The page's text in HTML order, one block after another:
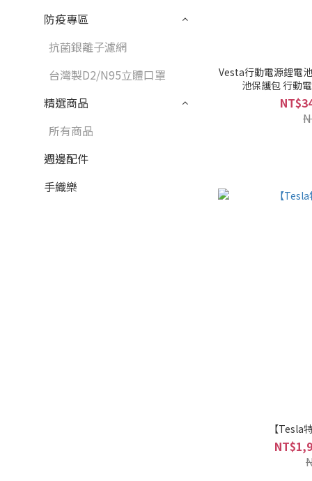
防疫專區
抗菌銀離子濾網
台灣製D2/N95立體口罩
精選商品
所有商品
週邊配件
手織樂
Vesta行動電源鋰電
池保護包 行動
【Tesla